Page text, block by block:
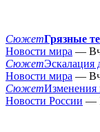
СюжетГрязные
Новости мира —
СюжетЭскалация
Новости мира —
СюжетИзменения
Новости России —